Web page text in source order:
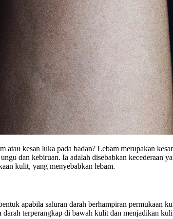
kesan luka pada badan? Lebam merupakan
dan kebiruan. Ia adalah disebabkan kecederaan
kulit, yang menyebabkan lebam.
apabila saluran darah berhampiran permukaan
terperangkap di bawah kulit dan menjadikan